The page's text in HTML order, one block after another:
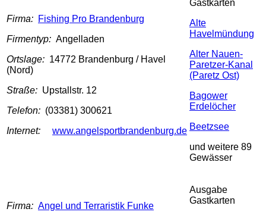
Firma: Fishing Pro Brandenburg
Firmentyp: Angelladen
Ortslage: 14772 Brandenburg / Havel
(Nord)
Straße: Upstallstr. 12
Telefon: (03381) 300621
Internet:
www.angelsportbrandenburg.de
Gastkarten
Alte
Havelmündung
Alter Nauen-
Paretzer-Kanal
(Paretz Ost)
Bagower
Erdelöcher
Beetzsee
und weitere 89
Gewässer
Firma: Angel und Terraristik Funke
Ausgabe
Gastkarten